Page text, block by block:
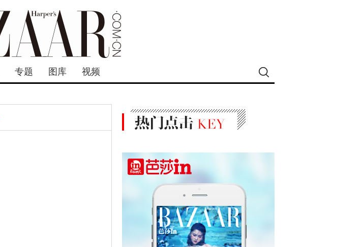
专题 图库 视频